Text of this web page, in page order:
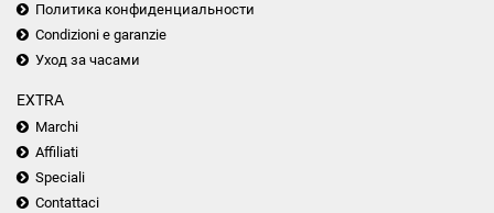
Политика конфиденциальности
Condizioni e garanzie
Уход за часами
EXTRA
Marchi
Affiliati
Speciali
Contattaci